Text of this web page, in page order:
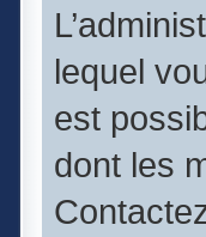
lequel
est
dont les